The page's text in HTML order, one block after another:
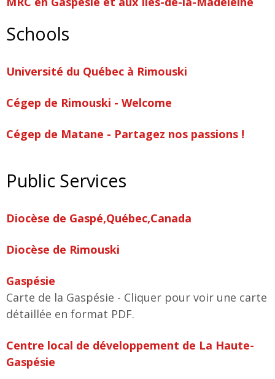
Schools
Université du Québec à Rimouski
Cégep de Rimouski - Welcome
Cégep de Matane - Partagez nos passions !
Public Services
Diocèse de Gaspé,Québec,Canada
Diocèse de Rimouski
Gaspésie
Carte de la Gaspésie - Cliquer pour voir une carte
détaillée en format PDF.
Centre local de développement de La Haute-
Gaspésie